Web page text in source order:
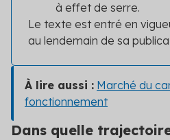
à effet de serre.
Le texte est entré en
au lendemain de sa
À lire aussi : Marché du
fonctionnement
Dans quelle